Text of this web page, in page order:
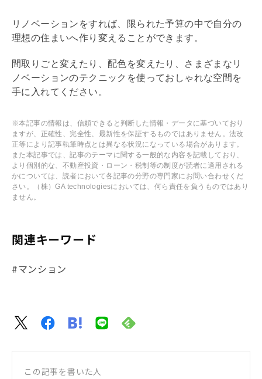
リノベーション をすれば、限られた予算の中で自分の
理想の住まいへ作り変えることができます。
間取りごと変えたり、配色を変えたり、さまざまな リ
ノベーションのテクニックを使っておしゃれな空間を
手に入れてください。
※本記事の情報は、信頼できると判断した情報・データに基づいており
ますが、正確性、完全性、最新性を保証するものではありません。法改
正等により記事執筆時点とは異なる状況になっている場合があります。
また本記事では、記事のテーマに関する一般的な内容を記載しており、
より個別的な、不動産投資・ローン・税制等の制度が読者に適用される
かについては、読者において各記事の分野の専門家にお問い合わせくだ
さい。（株）GA technologiesにおいては、何ら責任を負うものではあり
ません。
関連キーワード
#マンション
この記事を書いた人